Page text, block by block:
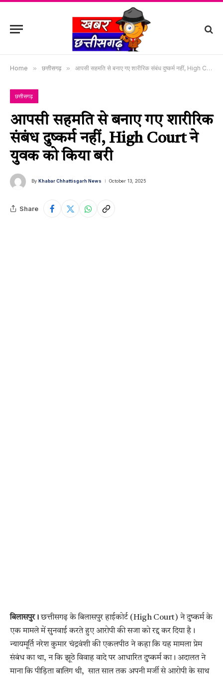
Home » छत्तीसगढ़ » आपसी सहमति से बनाए गए शारीरिक संबंध दुष्कर्म नहीं, High Court ने युवक को किया बरी
छत्तीसगढ़
आपसी सहमति से बनाए गए शारीरिक
संबंध दुष्कर्म नहीं, High Court ने
युवक को किया बरी
By Khabar Chhattisgarh News October 13, 2025
Share
बिलासपुर।छत्तीसगढ़ के बिलासपुर हाईकोर्ट (High Court) ने दुष्कर्म के
एक मामले में सुनवाई करते हुए आरोपी की सजा को रद्द कर दिया है।
न्यायमूर्ति नरेश कुमार चंद्रवंशी की एकलपीठ ने कहा कि यह मामला प्रेम
संबंध का था, न कि झूठे विवाह वादे पर आधारित दुष्कर्म का। अदालत ने
माना कि पीड़िता बालिग थी, सात साल तक अपनी मर्जी से आरोपी के साथ